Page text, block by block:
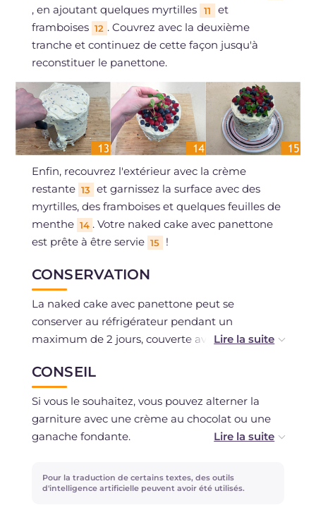
, en ajoutant quelques myrtilles 11
et
framboises 12 . Couvrez avec la deuxième
tranche et continuez de cette façon jusqu'à
reconstituer le panettone.
Enfin, recouvrez l'extérieur avec la crème
restante 13
et garnissez la surface avec des
myrtilles, des framboises et quelques feuilles de
menthe 14 . Votre naked cake avec panettone
est prête à être servie 15 !
CONSERVATION
La naked cake avec panettone peut se
conserver au réfrigérateur pendant un
maximum de 2 jours, couverte avec une cloche
CONSEIL
Si vous le souhaitez, vous pouvez alterner la
garniture avec une crème au chocolat ou une
ganache fondante.
Pour une variante exotique, vous pouvez
remplacer les fruits rouges par de la mangue,
Pour la traduction de certains textes, des outils
d'intelligence artificielle peuvent avoir été utilisés.